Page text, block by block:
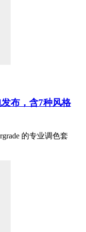
布，含7种风格
的专业调色套